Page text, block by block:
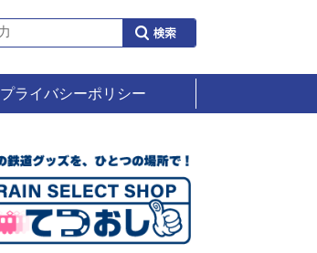
プライバシーポリシー